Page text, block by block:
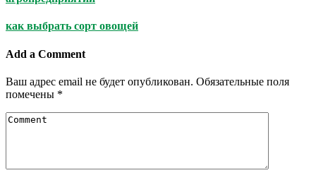
как выбрать сорт овощей
Add a Comment
Ваш адрес email не будет опубликован. Обязательные поля
помечены *